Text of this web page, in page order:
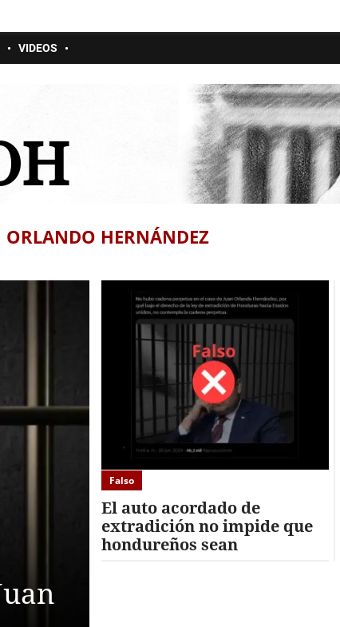
VIDEOS
ORLANDO HERNÁNDEZ
Falso
El auto acordado de
extradición no impide que
hondureños sean